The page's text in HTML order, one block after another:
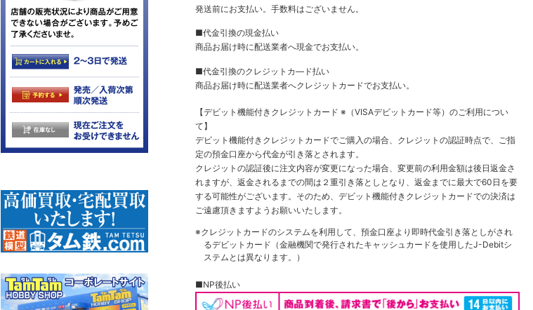
発送前にお支払い。手数料はございません。
■代金引換の現金払い
商品お届け時に配送業者へ現金でお支払い。
■代金引換のクレジットカ―ド払い
商品お届け時に配送業者へクレジットカードでお支払い。
【デビット機能付きクレジットカード ※（VISAデビットカード等） のご利用につい
て】
デビット機能付きクレジットカードでご購入の場合、クレジットの認証時点で、ご指
定の預金口座から代金が引き落とされます。
クレジットの認証後に注文内容が変更になった場合、変更前の利用金額は後日返金さ
れますが、返金されるまでの間は２重引き落としとなり、返金までに最大で60日を要
する可能性がございます。そのため、デビット機能付きクレジットカードでの決済は
ご遠慮頂きますようお願いいたします。
※クレジットカードのシステムを利用して、預金口座より即時代金引き落としがされ
るデビットカード（金融機関で発行されたキャッシュカードを使用したJ-Debitシ
ステムとは異なります。）
■NP後払い